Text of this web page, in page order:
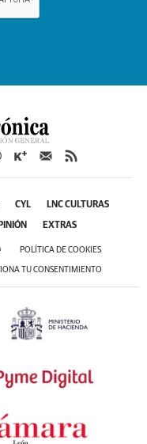
CYL LNC CULTURAS
EXTRAS
POLÍTICA DE COOKIES
TU CONSENTIMIENTO